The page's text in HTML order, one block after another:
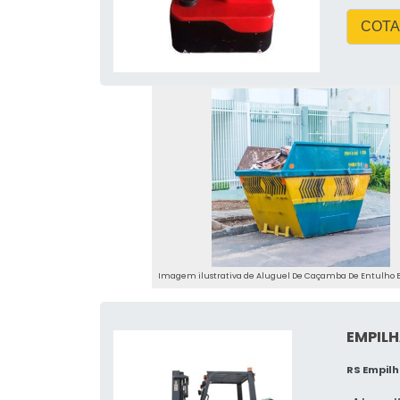
descarte adequado. Isso não só
evitar multas por descarte irregular.
A Cimentão, em parceria com a
flexibilidade na escolha do prazo
tratados de forma ambientalmente
para ajudar na escolha do
A IMPORTÂNCIA DA
CONSTRUÇÃO
conformidade com as leis
Imagem ilustrativa de Aluguel De Caçamba De Entulho
RS